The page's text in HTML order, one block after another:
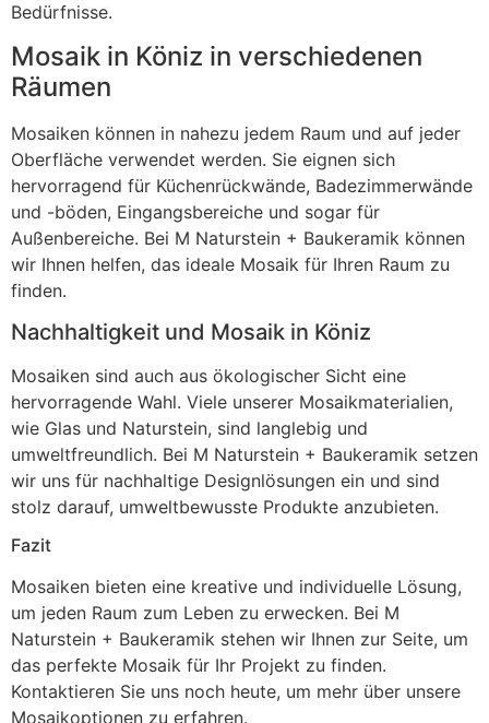
Bedürfnisse.
Mosaik in Köniz in verschiedenen
Räumen
Mosaiken können in nahezu jedem Raum und auf jeder
Oberfläche verwendet werden. Sie eignen sich
hervorragend für Küchenrückwände, Badezimmerwände
und -böden, Eingangsbereiche und sogar für
Außenbereiche. Bei M Naturstein + Baukeramik können
wir Ihnen helfen, das ideale Mosaik für Ihren Raum zu
finden.
Nachhaltigkeit und Mosaik in Köniz
Mosaiken sind auch aus ökologischer Sicht eine
hervorragende Wahl. Viele unserer Mosaikmaterialien,
wie Glas und Naturstein, sind langlebig und
umweltfreundlich. Bei M Naturstein + Baukeramik setzen
wir uns für nachhaltige Designlösungen ein und sind
stolz darauf, umweltbewusste Produkte anzubieten.
Fazit
Mosaiken bieten eine kreative und individuelle Lösung,
um jeden Raum zum Leben zu erwecken. Bei M
Naturstein + Baukeramik stehen wir Ihnen zur Seite, um
das perfekte Mosaik für Ihr Projekt zu finden.
Kontaktieren Sie uns noch heute, um mehr über unsere
Mosaikoptionen zu erfahren.